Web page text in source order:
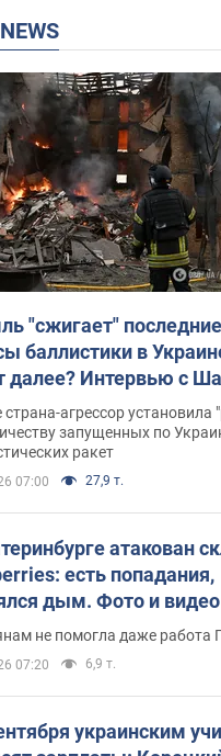
NEWS
"сжигает" последние
баллистики в
далее? Интервью с
агрессор установила
запущенных по
ракет
07:00 27,9 т.
атакован
есть попадания,
дым. Фото и видео
не помогла даже работа
07:20 6,9 т.
украинским